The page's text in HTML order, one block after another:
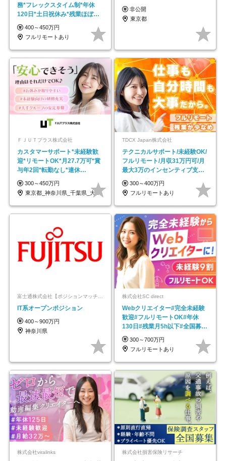
務*フレックスタイム制*年休
120日*土日祝休み*残業ほぼな
し*育児中社員8割以上
400～450万円
フルリモートあり
非公開
東京都
ＦＪＵＴプラス株式会社
カスタマーサポート*未経験歓
迎*リモートOK*月27.7万可*賞
与年2回*転勤なし*連休
OK/ZE010232
300～450万円
東京都_神奈川県_千葉県_大阪府_愛知県…
TDCX Japan株式会社
テクニカルサポート/未経験OK/
フルリモート/月収31万円可/月
最大3万のインセンティブ支給/
平均年齢33歳
300～400万円
フルリモートあり
IT系オープンポジション
400～900万円
神奈川県
株式会社SC direct
Webクリエイター#完全未経験
歓迎#フルリモートOK#年休
130日#残業月5h以下#全国募集
#最大1年の研修
300～700万円
フルリモートあり
株式会社viralinks 株式会社損害保険リサーチ